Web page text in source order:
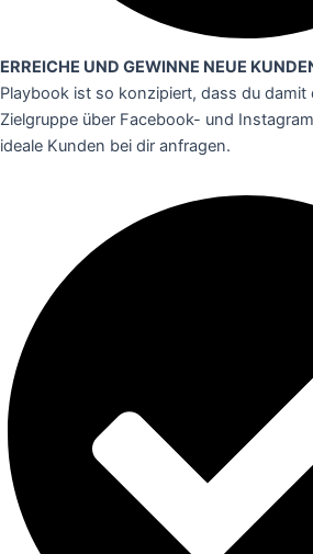
ERREICHE UND GEWINNE NEUE
Playbook ist so konzipiert, dass du damit
Zielgruppe über Facebook- und
ideale Kunden bei dir anfragen.